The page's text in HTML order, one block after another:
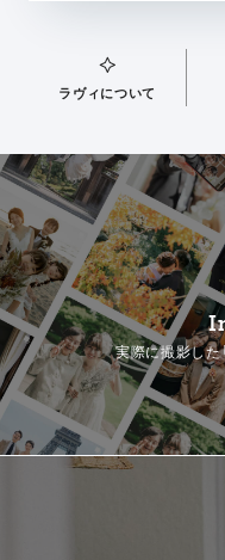
ラヴィについて
実際に撮影した